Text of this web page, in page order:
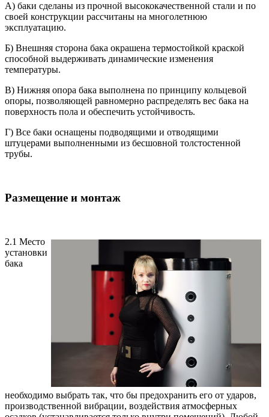
А) баки сделаны из прочной высококачественной стали и по
своей конструкции рассчитаны на многолетнюю
эксплуатацию.
Б) Внешняя сторона бака окрашена термостойкой краской
способной выдерживать динамические изменения
температуры.
В) Нижняя опора бака выполнена по принципу кольцевой
опоры, позволяющей равномерно распределять вес бака на
поверхность пола и обеспечить устойчивость.
Г) Все баки оснащены подводящими и отводящими
штуцерами выполненными из бесшовной толстостенной
трубы.
Размещение и монтаж
2.1 Место
установки
бака
необходимо выбрать так, что бы предохранить его от ударов,
производственной вибрации, воздействия атмосферных